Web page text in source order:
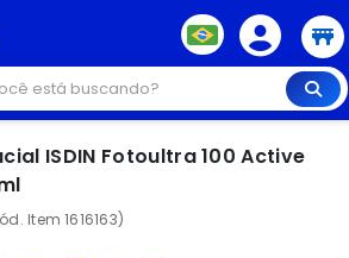
ISDIN Fotoultra 100 Active
Item 1616163)